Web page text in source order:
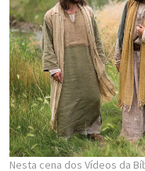
Nesta cena dos Vídeos da